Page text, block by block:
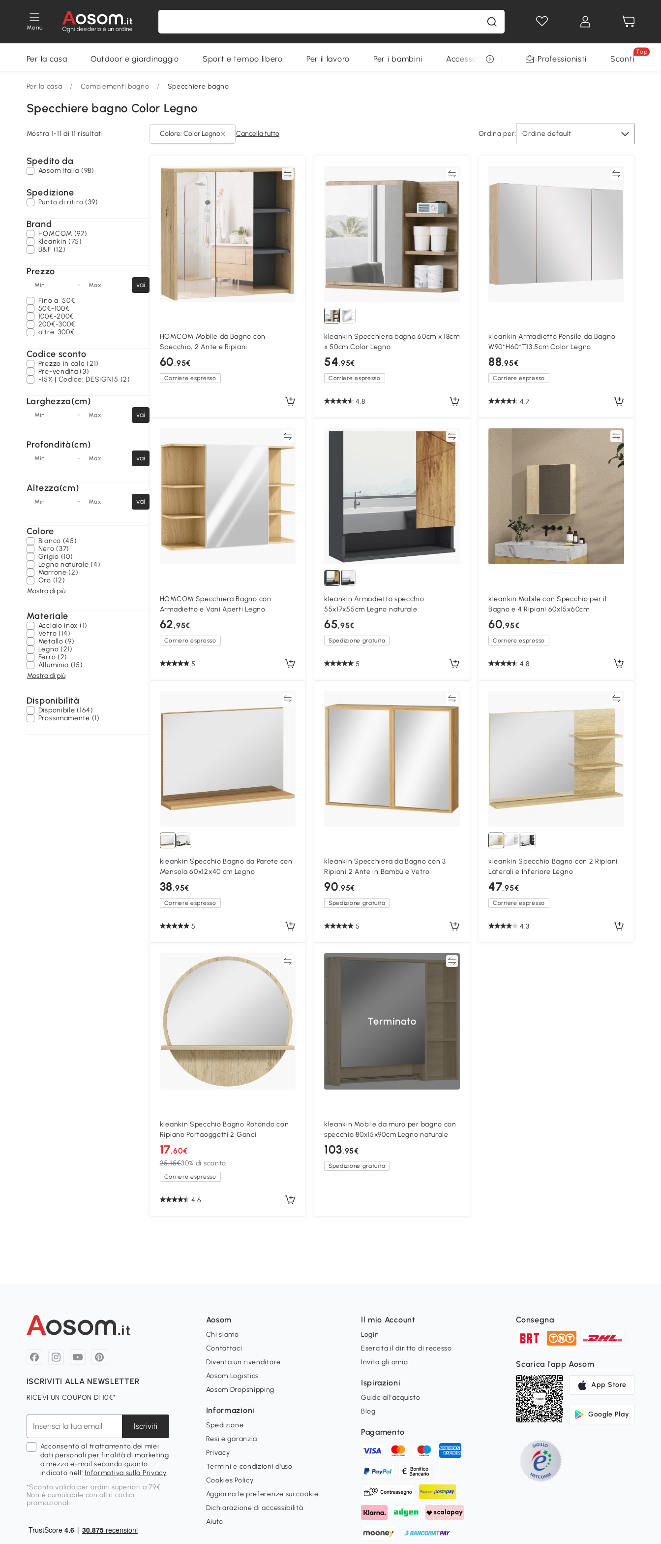
Menu
Per la casa Outdoor e giardinaggio Sport e tempo libero Per il lavoro Per i bambini Accessori per animali Professionisti Sconti
Top
Per la casa / Complementi bagno / Specchiere bagno
Specchiere bagno Color Legno
Mostra 1-11 di 11 risultati Ordina per: Ordine default
Cancella tutto
Colore: Color Legno
Spedito da
Aosom Italia (98)
Spedizione
Punto di ritiro (39)
Brand
HOMCOM (97)
Kleankin (75)
B&F (12)
Prezzo
Min - Max
vai
Fino a50€
50€-100€
100€-200€
200€-300€
oltre 300€
Codice sconto
Prezzo in calo (21)
Pre-vendita (3)
-15% | Codice: DESIGN15 (2)
Larghezza(cm)
Min - Max vai
Profondità(cm)
Min - Max vai
Altezza(cm)
Min - Max vai
Colore
Bianco (45)
Nero (37)
Grigio (10)
Legno naturale (4)
Marrone (2)
Oro (12)
Mostra di più
Materiale
Acciaio inox (1)
Vetro (14)
Metallo (9)
Legno (21)
Ferro (2)
Alluminio (15)
Mostra di più
Disponibilità
Disponibile (164)
Prossimamente (1)
Confronta
HOMCOM Mobile da Bagno con
Specchio, 2 Ante e Ripiani
60,95€
Corriere espresso
kleankin Specchiera bagno 60cm x 18cm
x 50cm Color Legno
54,95€
Corriere espresso
4.8
kleankin Armadietto Pensile da Bagno
W90*H60*T13.5cm Color Legno
88,95€
Corriere espresso
4.7
HOMCOM Specchiera Bagno con
Armadietto e Vani Aperti Legno
62,95€
Corriere espresso
5
Confronta
kleankin Armadietto specchio
55x17x55cm Legno naturale
65,95€
Spedizione gratuita
5
kleankin Mobile con Specchio per il
Bagno e 4 Ripiani 60x15x60cm
60,95€
Corriere espresso
4.8
kleankin Specchio Bagno da Parete con
Mensola 60x12x40 cm Legno
38,95€
Corriere espresso
5
kleankin Specchiera da Bagno con 3
Ripiani 2 Ante in Bambù e Vetro
90,95€
Spedizione gratuita
5
kleankin Specchio Bagno con 2 Ripiani
Laterali e Inferiore Legno
47,95€
Corriere espresso
4.3
Confronta
kleankin Specchio Bagno Rotondo con
Ripiano Portaoggetti 2 Ganci
17,60€
25,15€30% di sconto
Corriere espresso
4.6
Terminato
Confronta
kleankin Mobile da muro per bagno con
specchio 80x15x90cm Legno naturale
103,95€
Spedizione gratuita
ISCRIVITI ALLA NEWSLETTER
RICEVI UN COUPON DI 10€*
Iscriviti
Acconsento al trattamento dei miei
dati personali per finalità di marketing
a mezzo e-mail secondo quanto
indicato nell' Informativa sulla Privacy
*Sconto valido per ordini superiori a 79€.
Non è cumulabile con altri codici
promozionali.
Aosom
Chi siamo
Contattaci
Diventa un rivenditore
Aosom Logistics
Aosom Dropshipping
Informazioni
Spedizione
Resi e garanzia
Privacy
Termini e condizioni d'uso
Cookies Policy
Aggiorna le preferenze sui cookie
Dichiarazione di accessibilità
Aiuto
Il mio Account
Login
Esercita il diritto di recesso
Invita gli amici
Ispirazioni
Guide all'acquisto
Blog
Pagamento
Consegna
Scarica l'app Aosom
App Store
Google Play